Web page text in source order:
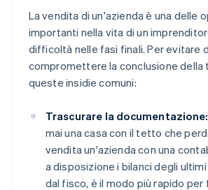
La vendita di un'azienda è una delle
importanti nella vita di un
difficoltà nelle fasi finali. Per evitare
compromettere la conclusione della
queste insidie comuni:
Trascurare la documentazione:
mai una casa con il tetto che
vendita un'azienda con una
a disposizione i bilanci degli
dal fisco, è il modo più rapido